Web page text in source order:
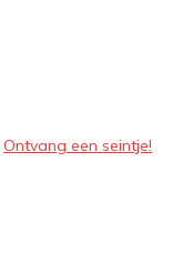
Ontvang een seintje!